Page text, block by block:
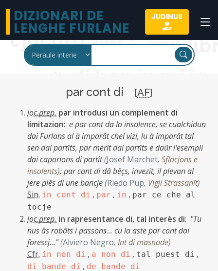
DIZIONARI DE
LENGHE FURLANE
JUDINUS
par cont di [AF]
loc.prep. par introdusi un complement di
limitazion: e par cont da la insolence, se cualchidun
dai Furlans al à imparât chel vizi, lu à imparât tal
sen dai partîts, par merit dai partîts e daûr l'esempli
dai caporions di partît(Josef Marchet, Sflacjons e
insolents);par cont di dâ bêçs, invezit, il plevan al
jere piês di une bancje(Riedo Pup, Vigji Strassanît)
Sin. in cont di , par , in , par ce che al
tocje
loc.prep. in rapresentance di, tal interès di: "Tu
nus âs robâts i passons… cu la aste par cont dai
forescj…"(Alviero Negro, Int di masnade)
Cfr. in non di , a non di , tal puest di ,
di bande di , de bande di